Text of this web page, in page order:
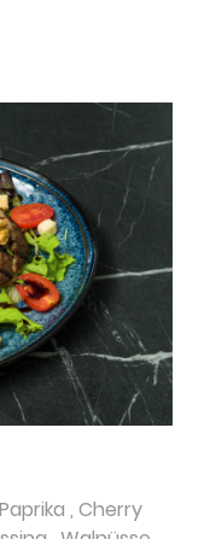
Paprika , Cherry